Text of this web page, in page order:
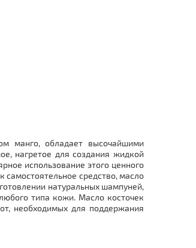
манго, обладает высочайшими
нагретое для создания жидкой
использование этого ценного
самостоятельное средство, масло
натуральных шампуней,
типа кожи. Масло косточек
необходимых для поддержания